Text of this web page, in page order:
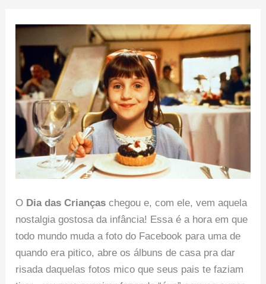
O Dia das Crianças chegou e, com ele, vem aquela
nostalgia gostosa da infância! Essa é a hora em que
todo mundo muda a foto do Facebook para uma de
quando era pitico, abre os álbuns de casa pra dar
risada daquelas fotos mico que seus pais te faziam